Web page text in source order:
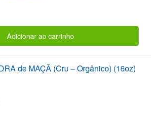
Adicionar ao carrinho
de MAÇÃ (Cru – Orgânico) (16oz)